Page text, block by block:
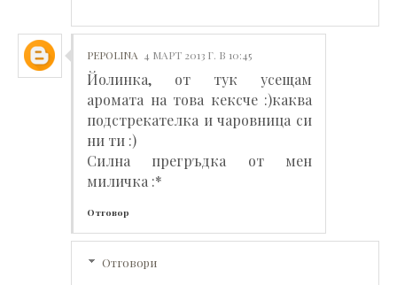
PEPOLINA 4 МАРТ 2013 Г. В 10:45
Йолинка, от тук усещам
аромата на това кексче :)каква
подстрекателка и чаровница си
ни ти :)
Силна прегръдка от мен
миличка :*
Отговор
Отговори